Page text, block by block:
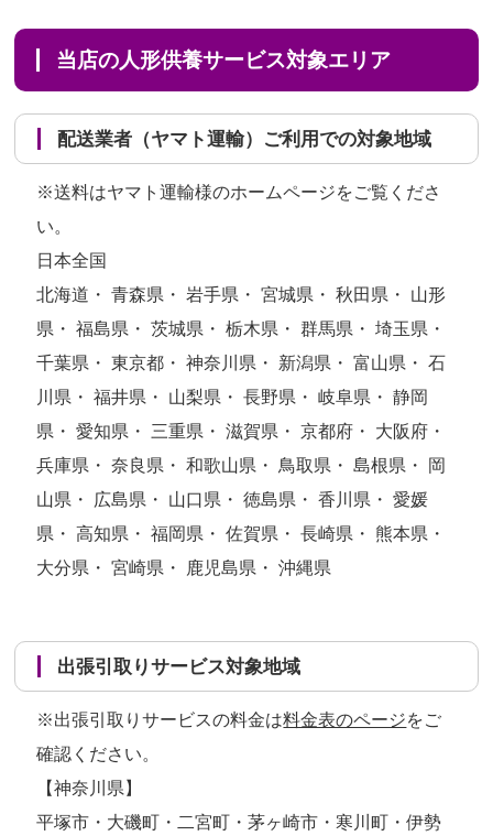
当店の人形供養サービス対象エリア
配送業者（ヤマト運輸）ご利用での対象地域
※送料はヤマト運輸様のホームページをご覧くださ
い。
日本全国
北海道・ 青森県・ 岩手県・ 宮城県・ 秋田県・ 山形
県・ 福島県・ 茨城県・ 栃木県・ 群馬県・ 埼玉県・
千葉県・ 東京都・ 神奈川県・ 新潟県・ 富山県・ 石
川県・ 福井県・ 山梨県・ 長野県・ 岐阜県・ 静岡
県・ 愛知県・ 三重県・ 滋賀県・ 京都府・ 大阪府・
兵庫県・ 奈良県・ 和歌山県・ 鳥取県・ 島根県・ 岡
山県・ 広島県・ 山口県・ 徳島県・ 香川県・ 愛媛
県・ 高知県・ 福岡県・ 佐賀県・ 長崎県・ 熊本県・
大分県・ 宮崎県・ 鹿児島県・ 沖縄県
出張引取りサービス対象地域
※出張引取りサービスの料金は料金表のページをご
確認ください。
【神奈川県】
平塚市・大磯町・二宮町・茅ヶ崎市・寒川町・伊勢